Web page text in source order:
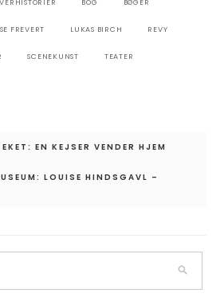
BOG BØGER
FREVERT LUKAS BIRCH REVY
SCENEKUNST TEATER
EN KEJSER VENDER HJEM
LOUISE HINDSGAVL –